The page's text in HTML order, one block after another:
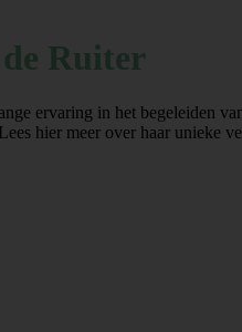
Ruiter
ervaring in het begeleiden
hier meer over haar unieke